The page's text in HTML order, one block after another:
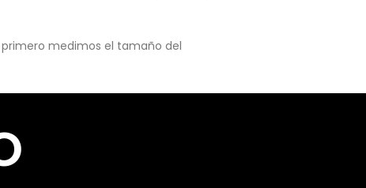
medimos el tamaño del